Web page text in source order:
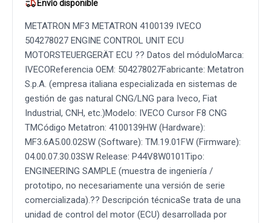
Envío disponible
METATRON MF3 METATRON 4100139 IVECO
504278027 ENGINE CONTROL UNIT ECU
MOTORSTEUERGERÄT ECU ?? Datos del móduloMarca:
IVECOReferencia OEM: 504278027Fabricante: Metatron
S.p.A. (empresa italiana especializada en sistemas de
gestión de gas natural CNG/LNG para Iveco, Fiat
Industrial, CNH, etc.)Modelo: IVECO Cursor F8 CNG
TMCódigo Metatron: 4100139HW (Hardware):
MF3.6A5.00.02SW (Software): TM.19.01FW (Firmware):
04.00.07.30.03SW Release: P44V8W0101Tipo:
ENGINEERING SAMPLE (muestra de ingeniería /
prototipo, no necesariamente una versión de serie
comercializada).?? Descripción técnicaSe trata de una
unidad de control del motor (ECU) desarrollada por